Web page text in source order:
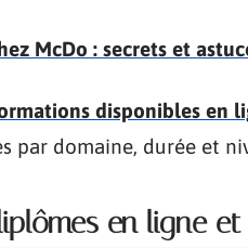
McDo : secrets et
disponibles en
par domaine, durée et
en ligne et